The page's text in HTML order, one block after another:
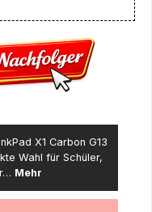
X1 Carbon G13
Wahl für Schüler,
Mehr